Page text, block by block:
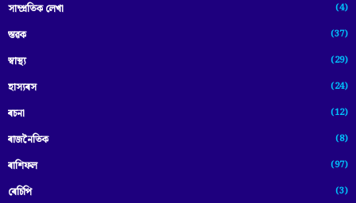
সাম্প্ৰতিক লেখা (4)
স্তৱক (37)
স্বাস্থ্য (29)
হাস্যৰস (24)
ৰচনা (12)
ৰাজনৈতিক (8)
ৰাশিফল (97)
ৰেচিপি (3)